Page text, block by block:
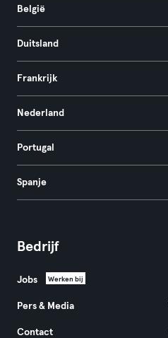
België
Duitsland
Frankrijk
Nederland
Portugal
Spanje
Bedrijf
Jobs Werken bij
Pers & Media
Contact